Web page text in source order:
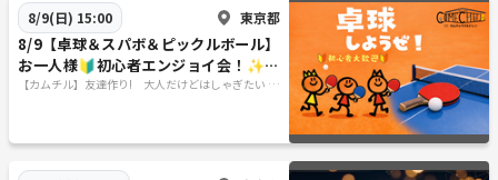
8/9(日) 15:00 東京都
8/9【卓球＆スパボ＆ピックルボール】
お一人様🔰初心者エンジョイ会！✨＠
巣鴨【第1266回】
【カムチル】友達作り! 大人だけどはしゃぎたい ～